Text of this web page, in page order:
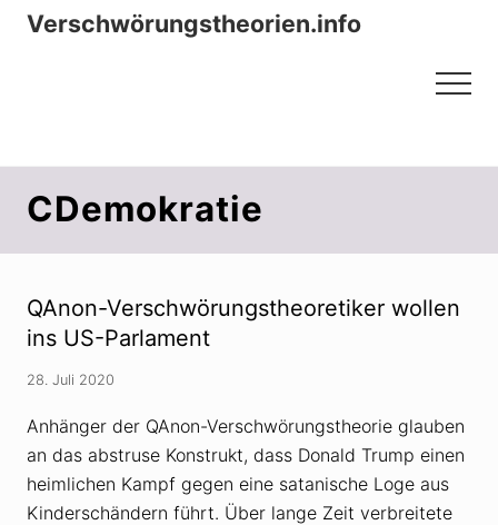
Menu
Zum
ZurVerschwörungstheorien.info
Menu
CDemokratie
QAnon-Verschwörungstheoretiker wollen
ins US-Parlament
28. Juli 2020
Anhänger der QAnon-Verschwörungstheorie glauben
an das abstruse Konstrukt, dass Donald Trump einen
heimlichen Kampf gegen eine satanische Loge aus
Kinderschändern führt. Über lange Zeit verbreitete